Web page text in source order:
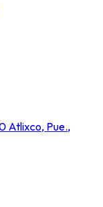
Atlixco, Pue.,